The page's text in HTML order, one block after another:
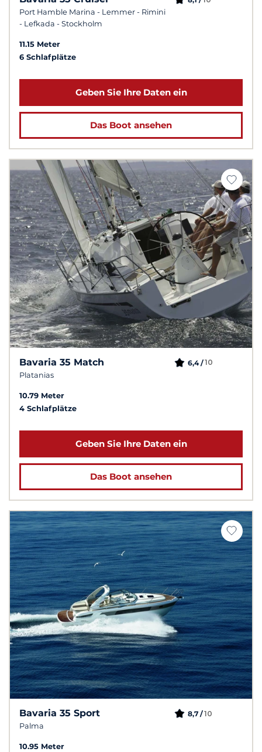
Port Hamble Marina - Lemmer - Rimini
- Lefkada - Stockholm
11.15 Meter
6 Schlafplätze
Geben Sie Ihre Daten ein
Das Boot ansehen
Bavaria 35 Match
Platanias
6,4 /10
10.79 Meter
4 Schlafplätze
Geben Sie Ihre Daten ein
Das Boot ansehen
Bavaria 35 Sport
Palma
8,7 /10
10.95 Meter